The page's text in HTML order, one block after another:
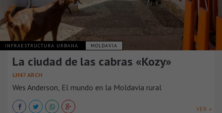
INFRAESTRUCTURA URBANA MOLDAVIA
La ciudad de las cabras «Kozy»
LH47 ARCH
Wes Anderson, El mundo en la Moldavia rural
VER +